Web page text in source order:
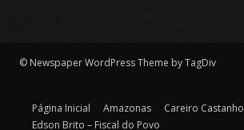
© Newspaper WordPress Theme by TagDiv
Página Inicial Amazonas
Careiro Castanho
Edson Brito – Fiscal do Povo